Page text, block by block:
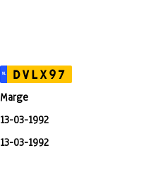
NL
DVLX97
Marge
13-03-1992
13-03-1992